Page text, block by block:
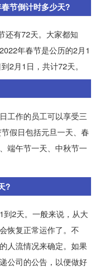
节倒计时多少天?
还有72天。大家都知
年春节是公历的2月1
2月1日，共计72天。
工作的员工可以享受三
假日包括元旦一天、春
端午节一天、中秋节一
?
2天。一般来说，从大
恢复正常运作了。不
人流情况来确定。如果
公司的公告，以便做好